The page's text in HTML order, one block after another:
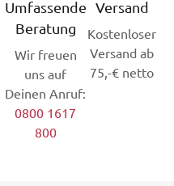
Umfassende
Beratung
Wir freuen
uns auf
Deinen Anruf:
0800 1617
800
Versand
Kostenloser
Versand ab
75,-€ netto